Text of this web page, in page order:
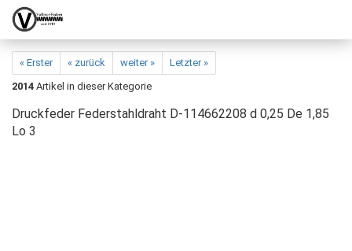
« Erster « zurück weiter »
Letzter »
2014 Artikel in dieser Kategorie
Druckfeder Federstahldraht D-114662208 d 0,25 De 1,85
Lo 3